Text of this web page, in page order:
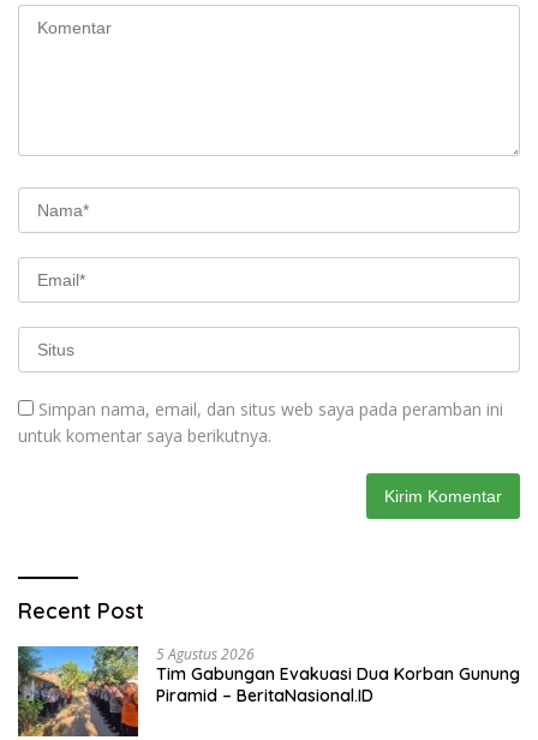
Simpan nama, email, dan situs web saya pada peramban ini
untuk komentar saya berikutnya.
Recent Post
5 Agustus 2026
Tim Gabungan Evakuasi Dua Korban Gunung
Piramid – BeritaNasional.ID